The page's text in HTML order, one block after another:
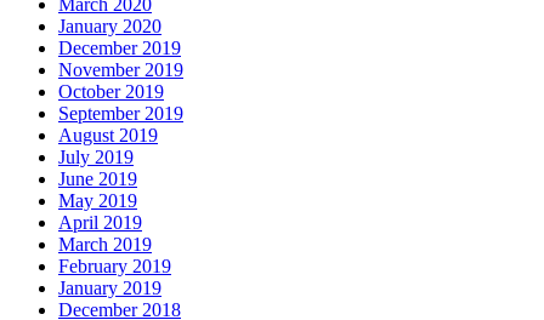
January 2020
December 2019
November 2019
October 2019
September 2019
August 2019
July 2019
June 2019
May 2019
April 2019
March 2019
February 2019
January 2019
December 2018